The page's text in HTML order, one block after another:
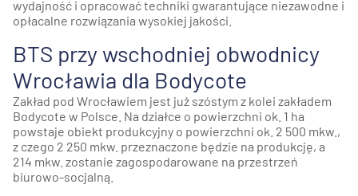
wydajność i opracować techniki gwarantujące niezawodne i
opłacalne rozwiązania wysokiej jakości.
BTS przy wschodniej obwodnicy
Wrocławia dla Bodycote
Zakład pod Wrocławiem jest już szóstym z kolei zakładem
Bodycote w Polsce. Na działce o powierzchni ok. 1 ha
powstaje obiekt produkcyjny o powierzchni ok. 2 500 mkw.,
z czego 2 250 mkw. przeznaczone będzie na produkcję, a
214 mkw. zostanie zagospodarowane na przestrzeń
biurowo-socjalną.